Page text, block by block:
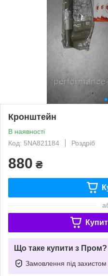
Кронштейн
В наявності
Код: 5NA821184
Роздріб
880 ₴
Що таке купити з Пром?
Замовлення під захистом